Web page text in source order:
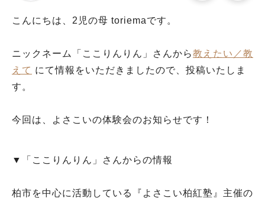
こんにちは、2児の母 toriemaです。
ニックネーム「ここりんりん」さんから教えたい／教
えて にて情報をいただきましたので、投稿いたしま
す。
今回は、よさこいの体験会のお知らせです！
▼「ここりんりん」さんからの情報
柏市を中心に活動している『よさこい柏紅塾』主催の